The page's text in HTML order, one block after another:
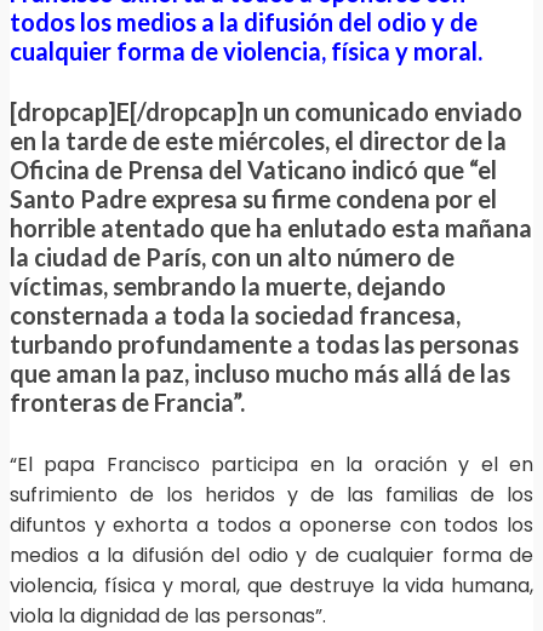
todos los medios a la difusión del odio y de
cualquier forma de violencia, física y moral.
[dropcap]E[/dropcap]n un comunicado enviado
en la tarde de este miércoles, el director de la
Oficina de Prensa del Vaticano indicó que “el
Santo Padre expresa su firme condena por el
horrible atentado que ha enlutado esta mañana
la ciudad de París, con un alto número de
víctimas, sembrando la muerte, dejando
consternada a toda la sociedad francesa,
turbando profundamente a todas las personas
que aman la paz, incluso mucho más allá de las
fronteras de Francia”.
“El papa Francisco participa en la oración y el en
sufrimiento de los heridos y de las familias de los
difuntos y exhorta a todos a oponerse con todos los
medios a la difusión del odio y de cualquier forma de
violencia, física y moral, que destruye la vida humana,
viola la dignidad de las personas”.